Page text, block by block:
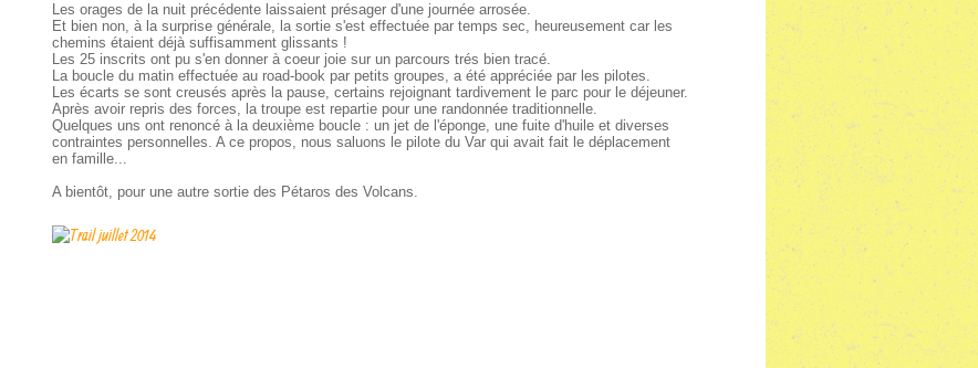
Les orages de la nuit précédente laissaient présager d'une journée arrosée.
Et bien non, à la surprise générale, la sortie s'est effectuée par temps sec, heureusement car les
chemins étaient déjà suffisamment glissants !
Les 25 inscrits ont pu s'en donner à coeur joie sur un parcours trés bien tracé.
La boucle du matin effectuée au road-book par petits groupes, a été appréciée par les pilotes.
Les écarts se sont creusés après la pause, certains rejoignant tardivement le parc pour le déjeuner.
Après avoir repris des forces, la troupe est repartie pour une randonnée traditionnelle.
Quelques uns ont renoncé à la deuxième boucle : un jet de l'éponge, une fuite d'huile et diverses
contraintes personnelles. A ce propos, nous saluons le pilote du Var qui avait fait le déplacement
en famille...
A bientôt, pour une autre sortie des Pétaros des Volcans.